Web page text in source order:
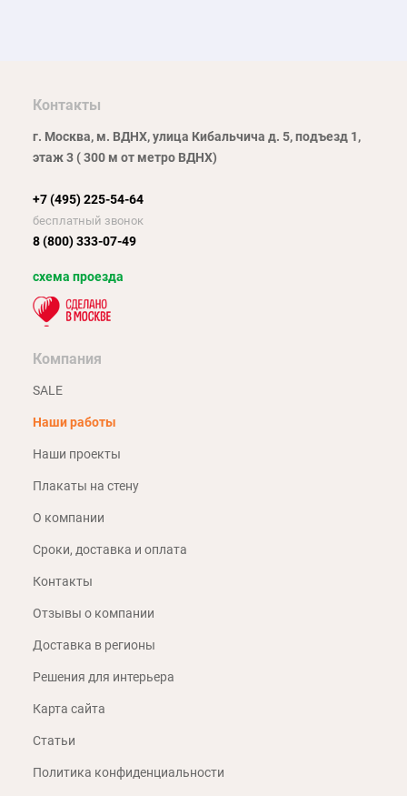
Контакты
г. Москва, м. ВДНХ, улица Кибальчича д. 5, подъезд 1,
этаж 3 ( 300 м от метро ВДНХ)
+7 (495) 225-54-64
бесплатный звонок
8 (800) 333-07-49
схема проезда
Компания
SALE
Наши работы
Наши проекты
Плакаты на стену
О компании
Сроки, доставка и оплата
Контакты
Отзывы о компании
Доставка в регионы
Решения для интерьера
Карта сайта
Статьи
Политика конфиденциальности